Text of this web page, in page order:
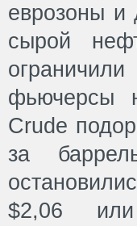
еврозоны и
сырой
фьючерсы
Crude
за
$2,06